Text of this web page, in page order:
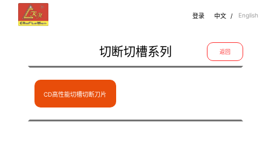
登录 中文 / English
切断切槽系列 返回
CD高性能切槽切断刀片